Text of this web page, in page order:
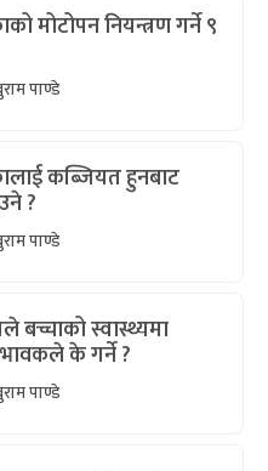
मोटोपन नियन्त्रण गर्ने ९
पाण्डे
कब्जियत हुनबाट
?
पाण्डे
बच्चाको स्वास्थ्यमा
के गर्ने ?
पाण्डे